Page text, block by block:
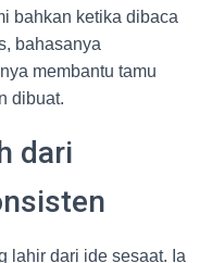
bahkan ketika dibaca
bahasanya
membantu tamu
dibuat.
dari
lahir dari ide sesaat. Ia